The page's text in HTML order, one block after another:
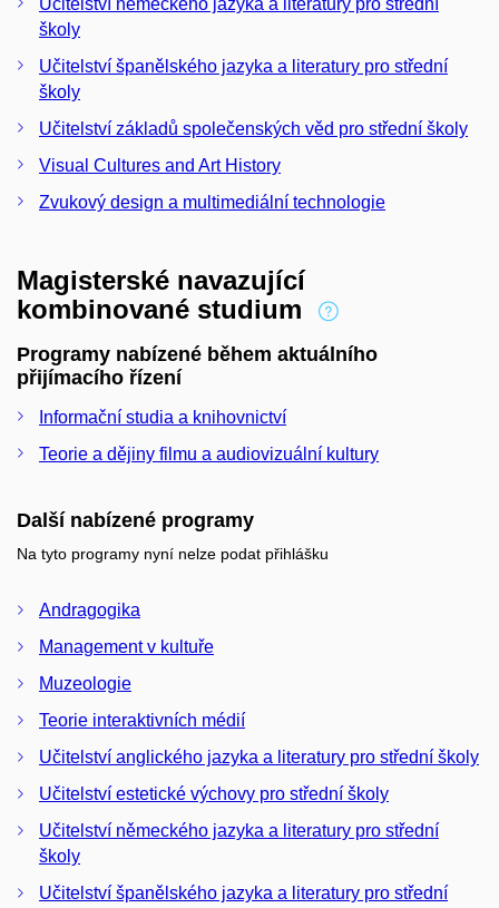
školy
Učitelství španělského jazyka a literatury pro střední
školy
Učitelství základů společenských věd pro střední školy
Visual Cultures and Art History
Zvukový design a multimediální technologie
Magisterské navazující
kombinované studium
Programy nabízené během aktuálního
přijímacího řízení
Informační studia a knihovnictví
Teorie a dějiny filmu a audiovizuální kultury
Další nabízené programy
Na tyto programy nyní nelze podat přihlášku
Andragogika
Management v kultuře
Muzeologie
Teorie interaktivních médií
Učitelství anglického jazyka a literatury pro střední školy
Učitelství estetické výchovy pro střední školy
Učitelství německého jazyka a literatury pro střední
školy
Učitelství španělského jazyka a literatury pro střední